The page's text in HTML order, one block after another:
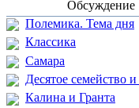
Обсуждение
Полемика. Тема дня
Классика
Самара
Десятое семейство
Калина и Гранта